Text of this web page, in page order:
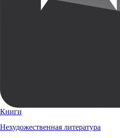
Книги
Нехудожественная литература